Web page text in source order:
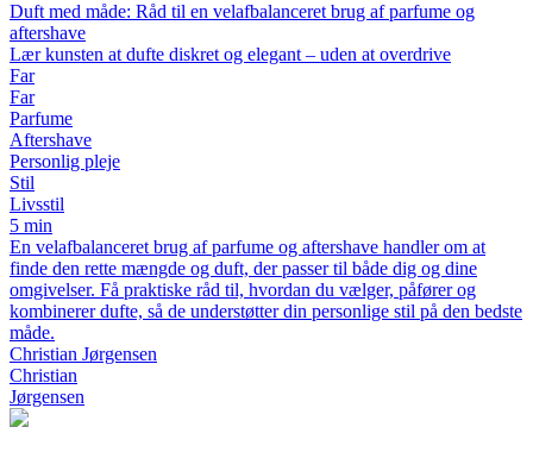
Duft med måde: Råd til en velafbalanceret brug af parfume og
aftershave
Lær kunsten at dufte diskret og elegant – uden at overdrive
Far
Far
Parfume
Aftershave
Personlig pleje
Stil
Livsstil
5 min
En velafbalanceret brug af parfume og aftershave handler om at
finde den rette mængde og duft, der passer til både dig og dine
omgivelser. Få praktiske råd til, hvordan du vælger, påfører og
kombinerer dufte, så de understøtter din personlige stil på den bedste
måde.
Christian Jørgensen
Christian
Jørgensen